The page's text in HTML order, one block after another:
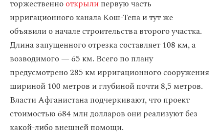
торжественнооткрылипервую часть
ирригационного канала Кош-Тепа и тут же
объявили о начале строительства второго участка.
Длина запущенного отрезка составляет 108 км, а
возводимого — 65 км. Всего по плану
предусмотрено 285 км ирригационного сооружения
шириной 100 метров и глубиной почти 8,5 метров.
Власти Афганистана подчеркивают, что проект
стоимостью 684 млн долларов они реализуют без
какой-либо внешней помощи.